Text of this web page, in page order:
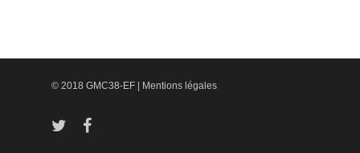
© 2018 GMC38-EF | Mentions légales